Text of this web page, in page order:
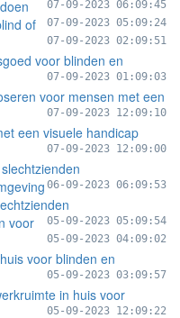
07-09-2023 06:09:45
07-09-2023 05:09:24
of
07-09-2023 02:09:51
voor blinden en
07-09-2023 01:09:03
voor mensen met een
07-09-2023 12:09:10
een visuele handicap
07-09-2023 12:09:00
06-09-2023 06:09:53
05-09-2023 05:09:54
voor
05-09-2023 04:09:02
voor blinden en
05-09-2023 03:09:57
in huis voor
05-09-2023 12:09:22